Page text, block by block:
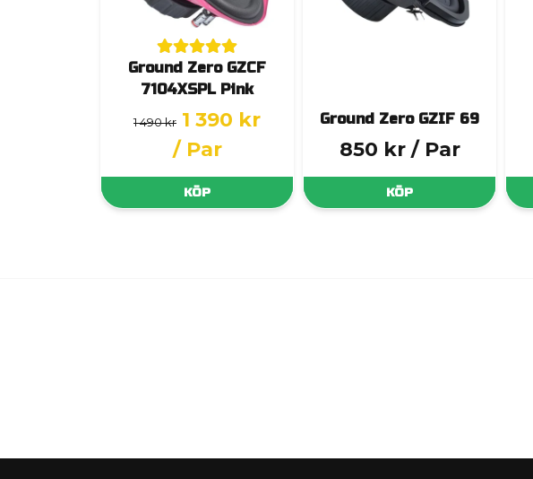
Ground Zero GZCF
7104XSPL Pink
1 490 kr 1 390 kr
/ Par
KÖP
Ground Zero GZIF 69
850 kr / Par
KÖP